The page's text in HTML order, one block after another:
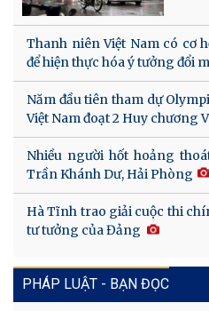
Thanh niên Việt Nam có cơ
để hiện thực hóa ý tưởng đổi
Năm đầu tiên tham dự
Việt Nam đoạt 2 Huy chương
Nhiều người hốt hoảng
Trần Khánh Dư, Hải Phòng
Hà Tĩnh trao giải cuộc thi
tư tưởng của Đảng
PHÁP LUẬT - BẠN ĐỌC